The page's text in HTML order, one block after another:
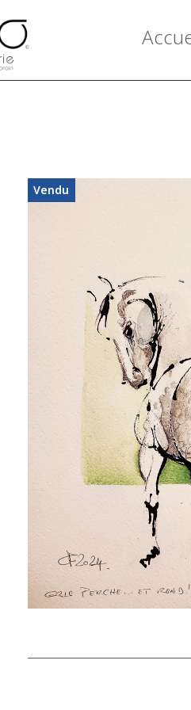
Vendu